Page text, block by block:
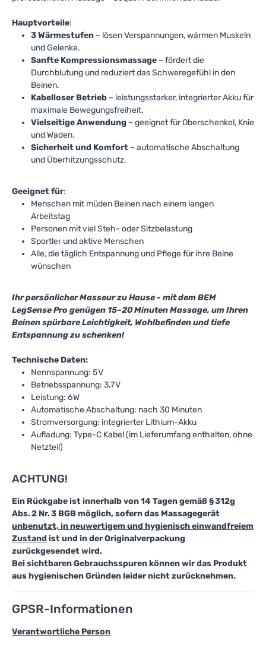
Hauptvorteile:
3 Wärmestufen – lösen Verspannungen, wärmen Muskeln
und Gelenke.
Sanfte Kompressionsmassage – fördert die
Durchblutung und reduziert das Schweregefühl in den
Beinen.
Kabelloser Betrieb – leistungsstarker, integrierter Akku für
maximale Bewegungsfreiheit.
Vielseitige Anwendung – geeignet für Oberschenkel, Knie
und Waden.
Sicherheit und Komfort – automatische Abschaltung
und Überhitzungsschutz.
Geeignet für:
Menschen mit müden Beinen nach einem langen
Arbeitstag
Personen mit viel Steh- oder Sitzbelastung
Sportler und aktive Menschen
Alle, die täglich Entspannung und Pflege für ihre Beine
wünschen
Ihr persönlicher Masseur zu Hause - mit dem BEM
LegSense Pro genügen 15–20 Minuten Massage, um Ihren
Beinen spürbare Leichtigkeit, Wohlbefinden und tiefe
Entspannung zu schenken!
Technische Daten:
Nennspannung: 5 V
Betriebsspannung: 3,7 V
Leistung: 6 W
Automatische Abschaltung: nach 30 Minuten
Stromversorgung: integrierter Lithium-Akku
Aufladung: Type-C Kabel (im Lieferumfang enthalten, ohne
Netzteil)
ACHTUNG!
Ein Rückgabe ist innerhalb von 14 Tagen gemäß § 312g
Abs. 2 Nr. 3 BGB möglich, sofern das Massagegerät
unbenutzt, in neuwertigem und hygienisch einwandfreiem
Zustand ist und in der Originalverpackung
zurückgesendet wird.
Bei sichtbaren Gebrauchsspuren können wir das Produkt
aus hygienischen Gründen leider nicht zurücknehmen.
GPSR-Informationen
Verantwortliche Person